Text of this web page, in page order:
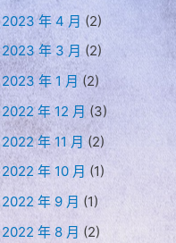
2023 年 4 月 (2)
2023 年 3 月(2)
2023 年 1 月 (2)
2022 年 12 月(3)
2022 年 11 月 (2)
2022 年 10 月 (1)
2022 年 9 月 (1)
2022 年 8 月 (2)